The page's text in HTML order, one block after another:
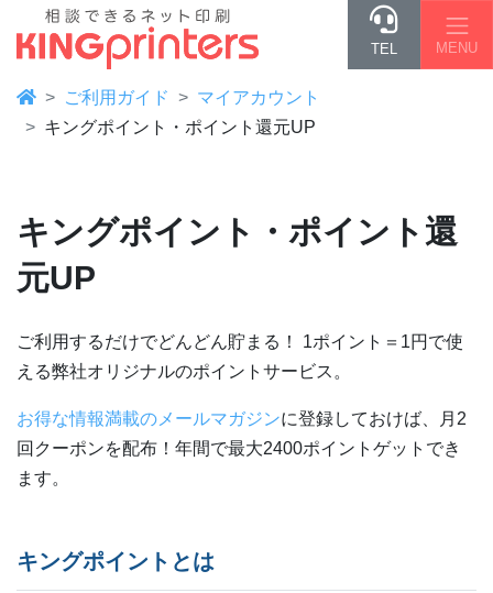
TEL MENU
ご利用ガイド
マイアカウント
キングポイント・ポイント還元UP
キングポイント・ポイント還
元UP
ご利用するだけでどんどん貯まる！ 1ポイント＝1円で使
える弊社オリジナルのポイントサービス。
お得な情報満載のメールマガジンに登録しておけば、月2
回クーポンを配布！年間で最大2400ポイントゲットでき
ます。
キングポイントとは